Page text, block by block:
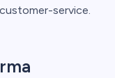
service.